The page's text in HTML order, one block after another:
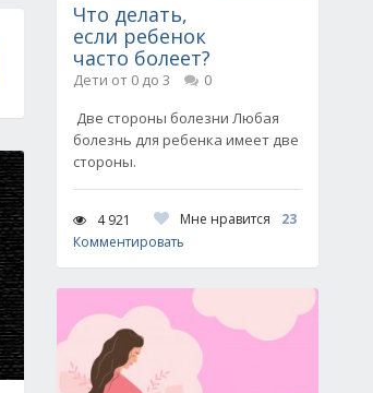
Что делать,
если ребенок
часто болеет?
Дети от 0 до 3
0
Две стороны болезни Любая
болезнь для ребенка имеет две
стороны.
4 921 Мне нравится
23
Комментировать